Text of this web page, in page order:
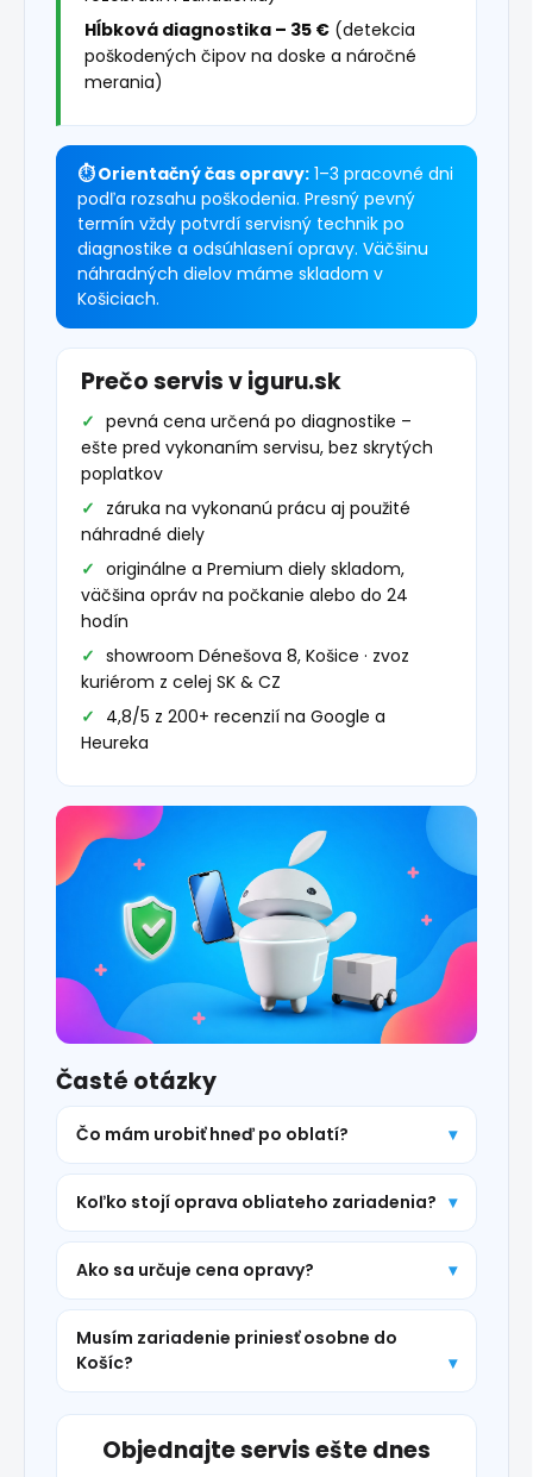
Hĺbková diagnostika – 35 € (detekcia
poškodených čipov na doske a náročné
merania)
⏱ Orientačný čas opravy: 1–3 pracovné dni
podľa rozsahu poškodenia. Presný pevný
termín vždy potvrdí servisný technik po
diagnostike a odsúhlasení opravy. Väčšinu
náhradných dielov máme skladom v
Košiciach.
Prečo servis v iguru.sk
pevná cena určená po diagnostike –
ešte pred vykonaním servisu, bez skrytých
poplatkov
záruka na vykonanú prácu aj použité
náhradné diely
originálne a Premium diely skladom,
väčšina opráv na počkanie alebo do 24
hodín
showroom Dénešova 8, Košice · zvoz
kuriérom z celej SK & CZ
4,8/5 z 200+ recenzií na Google a
Heureka
Časté otázky
Čo mám urobiť hneď po oblatí?
Koľko stojí oprava obliateho zariadenia?
Ako sa určuje cena opravy?
Musím zariadenie priniesť osobne do
Košíc?
Objednajte servis ešte dnes